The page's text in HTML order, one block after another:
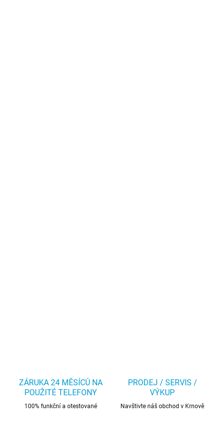
ZÁRUKA 24 MĚSÍCŮ NA
POUŽITÉ TELEFONY
100% funkční a otestované
PRODEJ / SERVIS /
VÝKUP
Navštivte náš obchod v Krnově